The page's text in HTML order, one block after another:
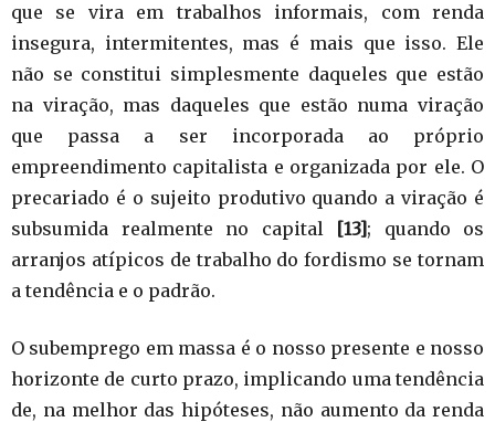
que se vira em trabalhos informais, com renda
insegura, intermitentes, mas é mais que isso. Ele
não se constitui simplesmente daqueles que estão
na viração, mas daqueles que estão numa viração
que passa a ser incorporada ao próprio
empreendimento capitalista e organizada por ele. O
precariado é o sujeito produtivo quando a viração é
subsumida realmente no capital [13]; quando os
arranjos atípicos de trabalho do fordismo se tornam
a tendência e o padrão.
O subemprego em massa é o nosso presente e nosso
horizonte de curto prazo, implicando uma tendência
de, na melhor das hipóteses, não aumento da renda